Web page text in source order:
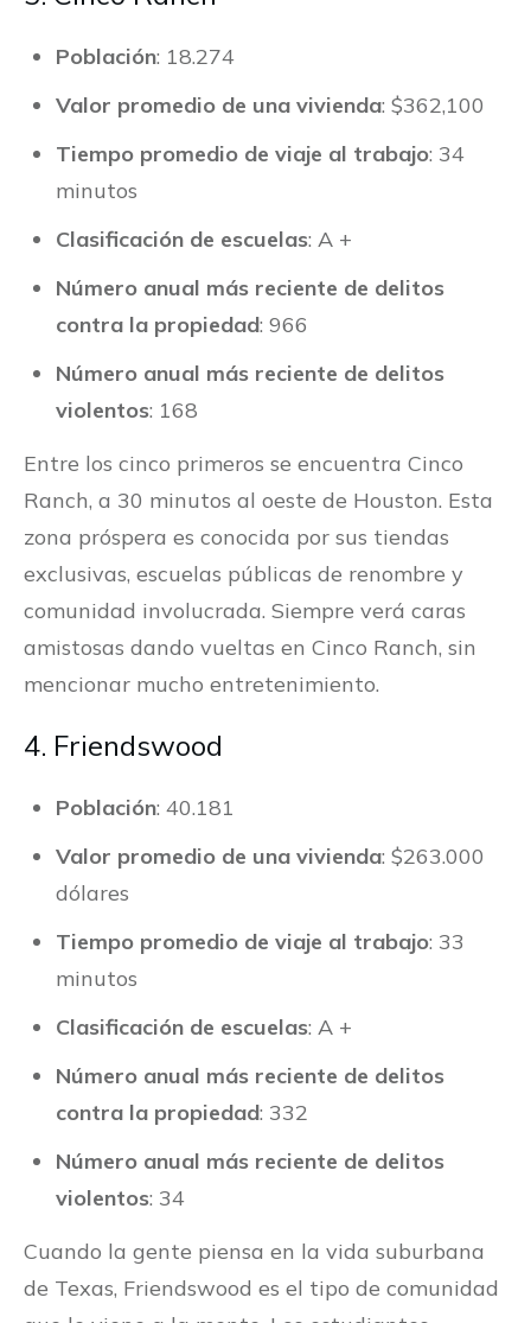
Población: 18.274
Valor promedio de una vivienda: $362,100
Tiempo promedio de viaje al trabajo: 34
minutos
Clasificación de escuelas: A +
Número anual más reciente de delitos
contra la propiedad: 966
Número anual más reciente de delitos
violentos: 168
Entre los cinco primeros se encuentra Cinco
Ranch, a 30 minutos al oeste de Houston. Esta
zona próspera es conocida por sus tiendas
exclusivas, escuelas públicas de renombre y
comunidad involucrada. Siempre verá caras
amistosas dando vueltas en Cinco Ranch, sin
mencionar mucho entretenimiento.
4. Friendswood
Población: 40.181
Valor promedio de una vivienda: $263.000
dólares
Tiempo promedio de viaje al trabajo: 33
minutos
Clasificación de escuelas: A +
Número anual más reciente de delitos
contra la propiedad: 332
Número anual más reciente de delitos
violentos: 34
Cuando la gente piensa en la vida suburbana
de Texas, Friendswood es el tipo de comunidad